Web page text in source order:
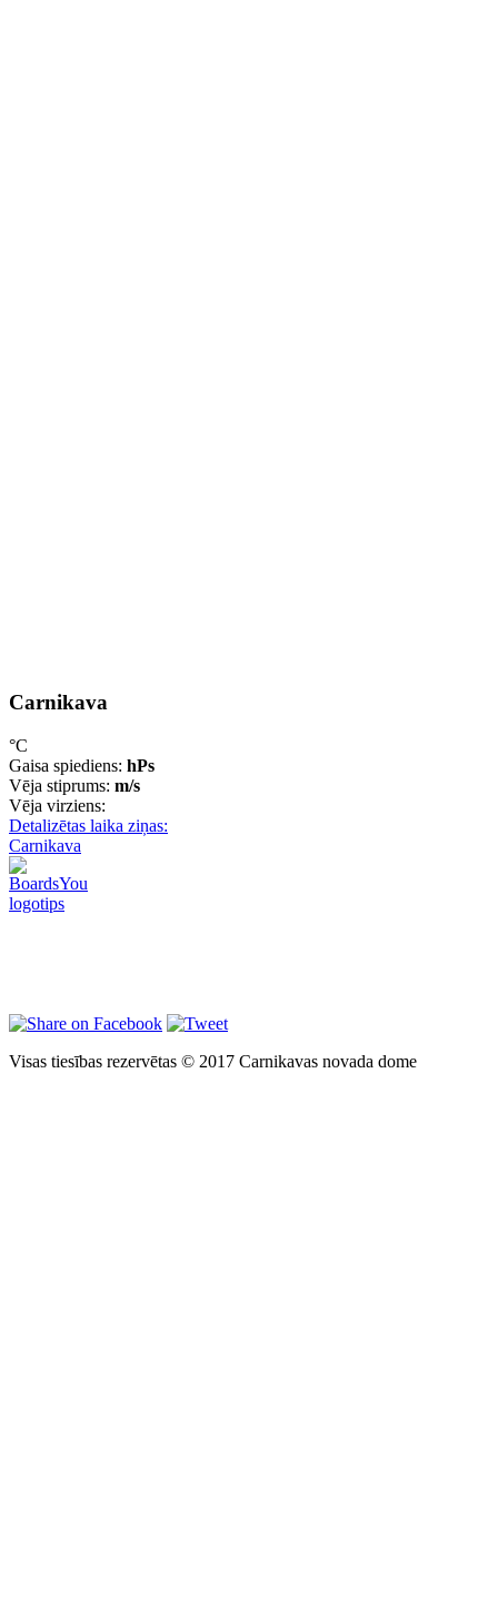
Carnikava
°C
Gaisa spiediens: hPs
Vēja stiprums: m/s
Vēja virziens:
Detalizētas laika ziņas:
Carnikava
Visas tiesības rezervētas © 2017 Carnikavas novada dome